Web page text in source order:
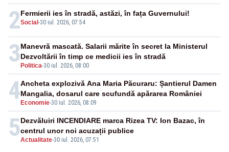
2Social -30 iul. 2026, 07:54
Fermierii ies în stradă, astăzi, în fața Guvernului!
3 Politica-30 iul. 2026, 08:00
Manevră mascată. Salarii mărite în secret la Ministerul
Dezvoltării în timp ce medicii ies în stradă
4 Economie-30 iul. 2026, 08:09
Ancheta explozivă Ana Maria Păcuraru: Șantierul Damen
Mangalia, dosarul care scufundă apărarea României
5Actualitate-30 iul. 2026, 07:51
Dezvăluiri INCENDIARE marca Rizea TV: Ion Bazac, în
centrul unor noi acuzații publice